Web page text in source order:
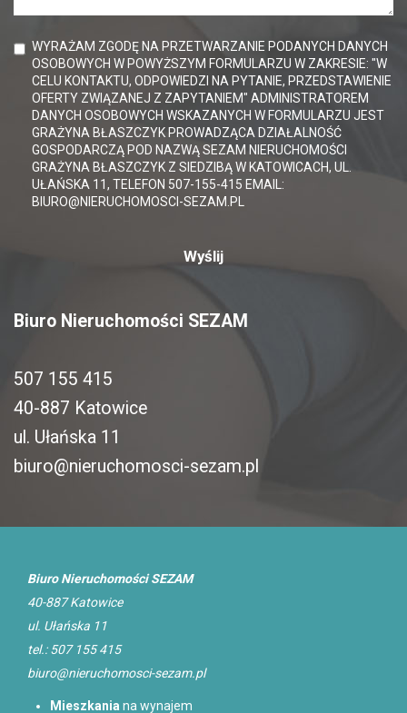
WYRAŻAM ZGODĘ NA PRZETWARZANIE PODANYCH DANYCH
OSOBOWYCH W POWYŻSZYM FORMULARZU W ZAKRESIE: "W
CELU KONTAKTU, ODPOWIEDZI NA PYTANIE, PRZEDSTAWIENIE
OFERTY ZWIĄZANEJ Z ZAPYTANIEM" ADMINISTRATOREM
DANYCH OSOBOWYCH WSKAZANYCH W FORMULARZU JEST
GRAŻYNA BŁASZCZYK PROWADZĄCA DZIAŁALNOŚĆ
GOSPODARCZĄ POD NAZWĄ SEZAM NIERUCHOMOŚCI
GRAŻYNA BŁASZCZYK Z SIEDZIBĄ W KATOWICACH, UL.
UŁAŃSKA 11, TELEFON 507-155-415 EMAIL:
BIURO@NIERUCHOMOSCI-SEZAM.PL
Biuro Nieruchomości SEZAM
507 155 415
40-887 Katowice
ul. Ułańska 11
biuro@nieruchomosci-sezam.pl
Biuro Nieruchomości SEZAM
40-887 Katowice
ul. Ułańska 11
tel.: 507 155 415
biuro@nieruchomosci-sezam.pl
Mieszkania na wynajem